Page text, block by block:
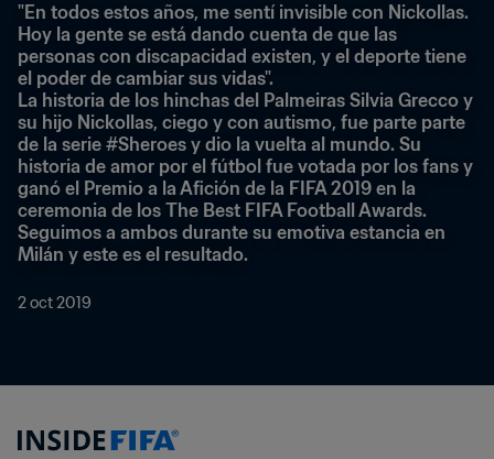
"En todos estos años, me sentí invisible con Nickollas.
Hoy la gente se está dando cuenta de que las
personas con discapacidad existen, y el deporte tiene
el poder de cambiar sus vidas".
La historia de los hinchas del Palmeiras Silvia Grecco y
su hijo Nickollas, ciego y con autismo, fue parte parte
de la serie #Sheroes y dio la vuelta al mundo. Su
historia de amor por el fútbol fue votada por los fans y
ganó el Premio a la Afición de la FIFA 2019 en la
ceremonia de los The Best FIFA Football Awards.
Seguimos a ambos durante su emotiva estancia en
Milán y este es el resultado.
2 oct 2019